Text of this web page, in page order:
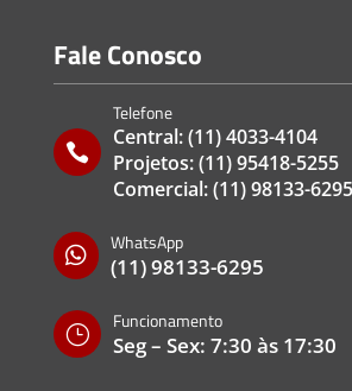
Fale Conosco

Telefone
Central:(11) 4033-4104
Projetos:(11) 95418-5255
Comercial:(11) 98133-6295

WhatsApp
(11) 98133-6295
}
Funcionamento
Seg – Sex: 7:30 às 17:30